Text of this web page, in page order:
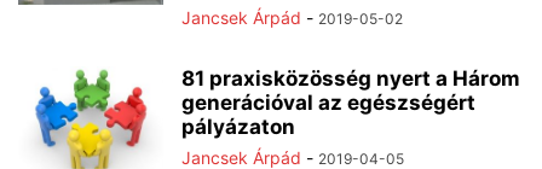
Jancsek Árpád - 2019-05-02
81 praxisközösség nyert a Három
generációval az egészségért
pályázaton
Jancsek Árpád - 2019-04-05